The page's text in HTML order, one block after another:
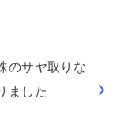
のサヤ取りな
ました